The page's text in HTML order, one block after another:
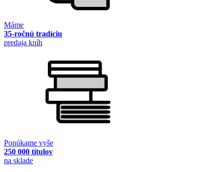
Máme
35-ročnú tradíciu
predaja kníh
Ponúkame vyše
250 000 titulov
na sklade